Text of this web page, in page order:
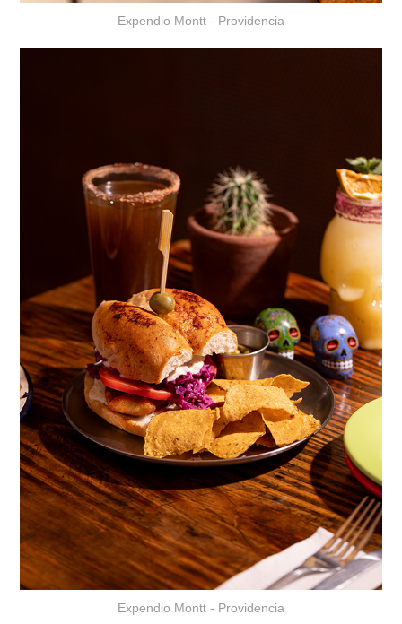
Expendio Montt - Providencia
Expendio Montt - Providencia